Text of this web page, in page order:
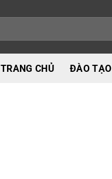
TRANG CHỦ ĐÀO TẠO